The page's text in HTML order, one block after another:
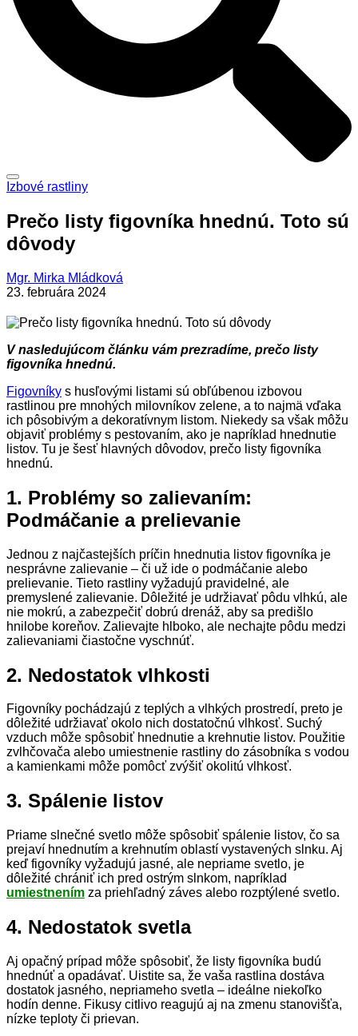
Izbové rastliny
Prečo listy figovníka hnednú. Toto sú
dôvody
Mgr. Mirka Mládková
23. februára 2024
V nasledujúcom článku vám prezradíme, prečo listy
figovníka hnednú.
Figovníky s husľovými listami sú obľúbenou izbovou
rastlinou pre mnohých milovníkov zelene, a to najmä vďaka
ich pôsobivým a dekoratívnym listom. Niekedy sa však môžu
objaviť problémy s pestovaním, ako je napríklad hnednutie
listov. Tu je šesť hlavných dôvodov, prečo listy figovníka
hnednú.
1. Problémy so zalievaním:
Podmáčanie a prelievanie
Jednou z najčastejších príčin hnednutia listov figovníka je
nesprávne zalievanie – či už ide o podmáčanie alebo
prelievanie. Tieto rastliny vyžadujú pravidelné, ale
premyslené zalievanie. Dôležité je udržiavať pôdu vlhkú, ale
nie mokrú, a zabezpečiť dobrú drenáž, aby sa predišlo
hnilobe koreňov. Zalievajte hlboko, ale nechajte pôdu medzi
zalievaniami čiastočne vyschnúť.
2. Nedostatok vlhkosti
Figovníky pochádzajú z teplých a vlhkých prostredí, preto je
dôležité udržiavať okolo nich dostatočnú vlhkosť. Suchý
vzduch môže spôsobiť hnednutie a krehnutie listov. Použitie
zvlhčovača alebo umiestnenie rastliny do zásobníka s vodou
a kamienkami môže pomôcť zvýšiť okolitú vlhkosť.
3. Spálenie listov
Priame slnečné svetlo môže spôsobiť spálenie listov, čo sa
prejaví hnednutím a krehnutím oblastí vystavených slnku. Aj
keď figovníky vyžadujú jasné, ale nepriame svetlo, je
dôležité chrániť ich pred ostrým slnkom, napríklad
umiestnením za priehľadný záves alebo rozptýlené svetlo.
4. Nedostatok svetla
Aj opačný prípad môže spôsobiť, že listy figovníka budú
hnednúť a opadávať. Uistite sa, že vaša rastlina dostáva
dostatok jasného, nepriameho svetla – ideálne niekoľko
hodín denne. Fikusy citlivo reagujú aj na zmenu stanovišťa,
nízke teploty či prievan.